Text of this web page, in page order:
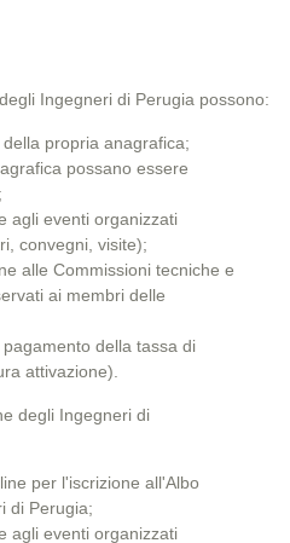
Ingegneri di Perugia possono:
propria anagrafica;
possano essere
agli eventi organizzati
convegni, visite);
alle Commissioni tecniche e
ai membri delle
della tassa di
attivazione).
degli Ingegneri di
per l'iscrizione all'Albo
di Perugia;
agli eventi organizzati